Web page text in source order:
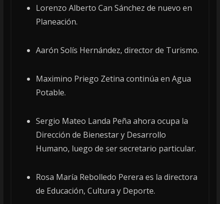
Lorenzo Alberto Can Sánchez de nuevo en
Planeación.
Aarón Solís Hernández, director de Turismo.
Maximino Priego Zetina continúa en Agua
Potable.
Sergio Mateo Landa Peña ahora ocupa la
Dirección de Bienestar y Desarrollo
Humano, luego de ser secretario particular.
Rosa María Rebolledo Perera es la directora
de Educación, Cultura y Deporte.